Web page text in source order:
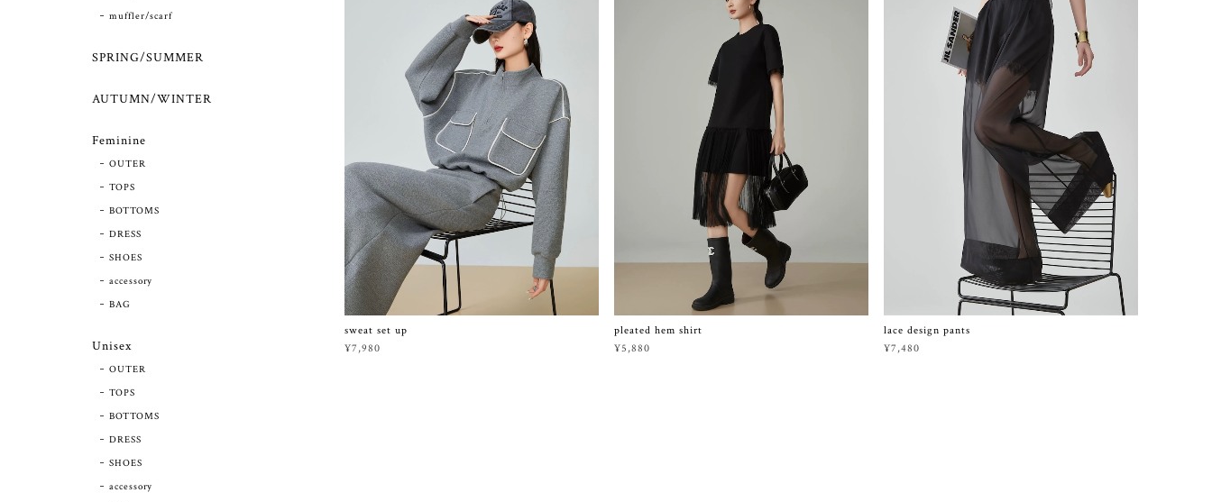
sweat set up
¥7,980
pleated hem shirt
¥5,880
lace design pants
¥7,480
muffler/scarf
SPRING/SUMMER
AUTUMN/WINTER
Feminine
OUTER
TOPS
BOTTOMS
DRESS
SHOES
accessory
BAG
Unisex
OUTER
TOPS
BOTTOMS
DRESS
SHOES
accessory